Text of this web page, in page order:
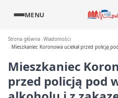
MENU
Strona główna Wiadomości
Mieszkaniec Koronowa uciekał przed policją
Mieszkaniec
przed policją pod